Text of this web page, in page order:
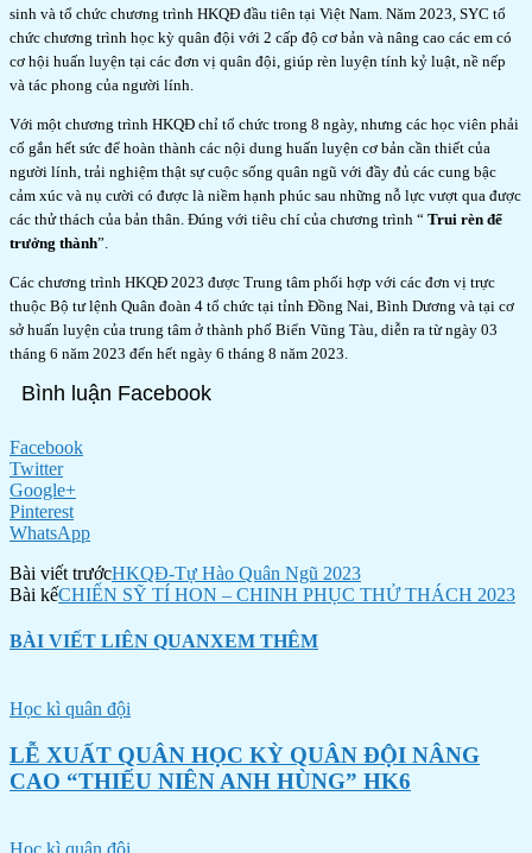
sinh và tổ chức chương trình HKQĐ đầu tiên tại Việt Nam. Năm 2023, SYC tổ
chức chương trình học kỳ quân đội với 2 cấp độ cơ bản và nâng cao các em có
cơ hội huấn luyện tại các đơn vị quân đội, giúp rèn luyện tính kỷ luật, nề nếp
và tác phong của người lính.
Với một chương trình HKQĐ chỉ tổ chức trong 8 ngày, nhưng các học viên phải
cố gắn hết sức để hoàn thành các nội dung huấn luyện cơ bản cần thiết của
người lính, trải nghiệm thật sự cuộc sống quân ngũ với đầy đủ các cung bậc
cảm xúc và nụ cười có được là niềm hạnh phúc sau những nỗ lực vượt qua được
các thử thách của bản thân. Đúng với tiêu chí của chương trình “ Trui rèn để
trưởng thành”.
Các chương trình HKQĐ 2023 được Trung tâm phối hợp với các đơn vị trực
thuộc Bộ tư lệnh Quân đoàn 4 tổ chức tại tỉnh Đồng Nai, Bình Dương và tại cơ
sở huấn luyện của trung tâm ở thành phố Biển Vũng Tàu, diễn ra từ ngày 03
tháng 6 năm 2023 đến hết ngày 6 tháng 8 năm 2023.
Bình luận Facebook
Facebook
Twitter
Google+
Pinterest
WhatsApp
Bài viết trướcHKQĐ-Tự Hào Quân Ngũ 2023
Bài kếCHIẾN SỸ TÍ HON – CHINH PHỤC THỬ THÁCH 2023
BÀI VIẾT LIÊN QUANXEM THÊM
Học kì quân đội
LỄ XUẤT QUÂN HỌC KỲ QUÂN ĐỘI NÂNG
CAO “THIẾU NIÊN ANH HÙNG” HK6
Học kì quân đội